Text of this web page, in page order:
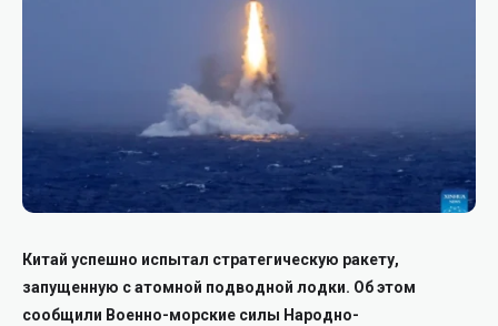
Китай успешно испытал стратегическую ракету,
запущенную с атомной подводной лодки. Об этом
сообщили Военно-морские силы Народно-